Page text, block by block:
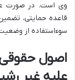
وی است. در صورت
قاعده حمایتی،
سوءاستفاده از
اصول حقوقی